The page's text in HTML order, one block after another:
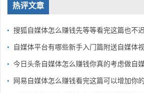
热评文章
搜狐自媒体怎么赚钱先等等看完这篇也不迟
自媒体平台有哪些新手入门篇附送自媒体
今日头条自媒体怎么赚钱你真的考虑做自
网易自媒体怎么赚钱看完这篇可以增加你的